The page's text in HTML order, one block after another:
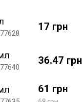
17 грн
36.47 грн
61 грн